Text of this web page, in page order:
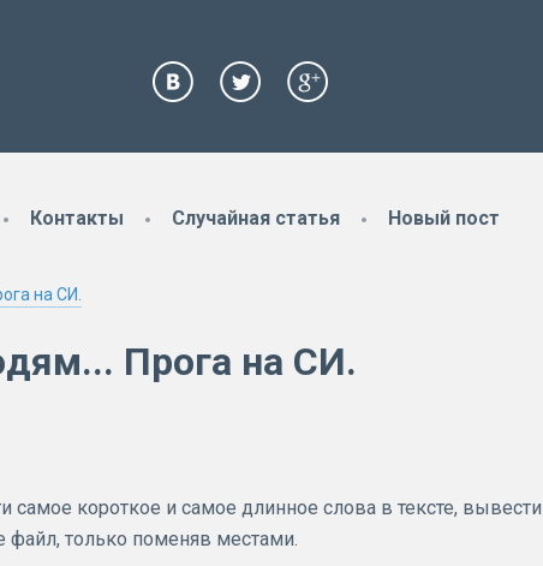
Контакты Случайная статья Новый пост
на СИ.
Прога на СИ.
самое короткое и самое длинное слова в тексте, вывести
файл, только поменяв местами.